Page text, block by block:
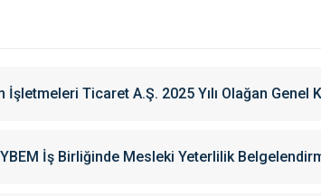
İşletmeleri Ticaret A.Ş. 2025 Yılı Olağan Genel
İş Birliğinde Mesleki Yeterlilik